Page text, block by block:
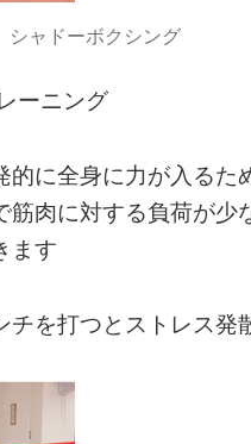
シャドーボクシング
ーニング
的に全身に力が入るた
筋肉に対する負荷が少
ます
を打つとストレス発